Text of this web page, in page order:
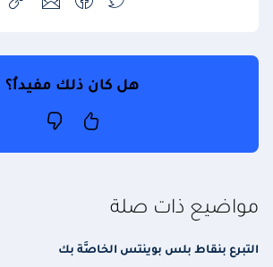
هل كان ذلك مفيداُ؟
مواضيع ذات صلة
التبرع بنقاط بلس بوينتس الخاصَّة بك